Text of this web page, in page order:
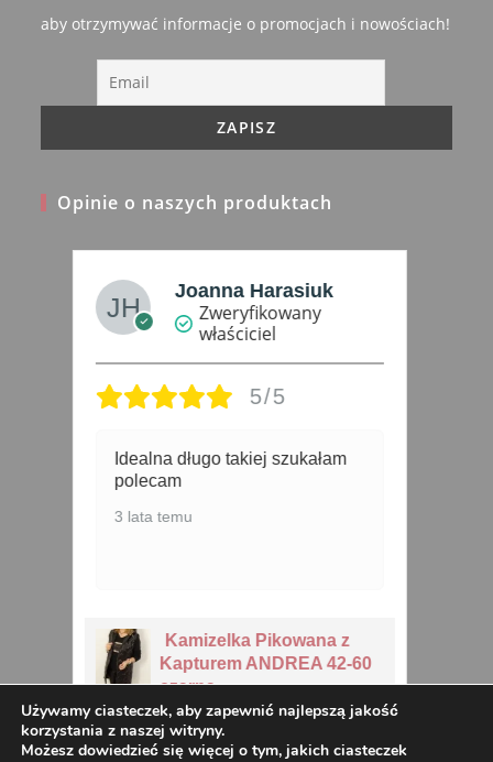
new
aby otrzymywać informacje o promocjach i nowościach!
Opinie o naszych produktach
Urszula Stachera
Zweryfikowany
właściciel
5/5
Super kurteczka.Świetne
wykonanie.Rozmiar odpowiada
najbardziej :)
Kurtka Damska Parka
Ocieplana GABI od 42 do
52 czarna
Używamy ciasteczek, aby zapewnić najlepszą jakość
korzystania z naszej witryny.
Możesz dowiedzieć się więcej o tym, jakich ciasteczek